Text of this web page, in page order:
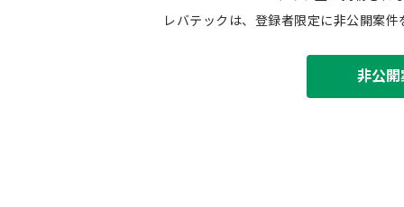
レバテックは、登録者限定に非公開案
非公